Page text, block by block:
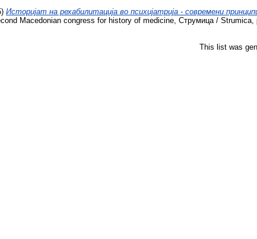
Историјат на рехабилитација во психијатрија - современи
Macedonian congress for history of medicine, Струмица / Strumica,
This list was